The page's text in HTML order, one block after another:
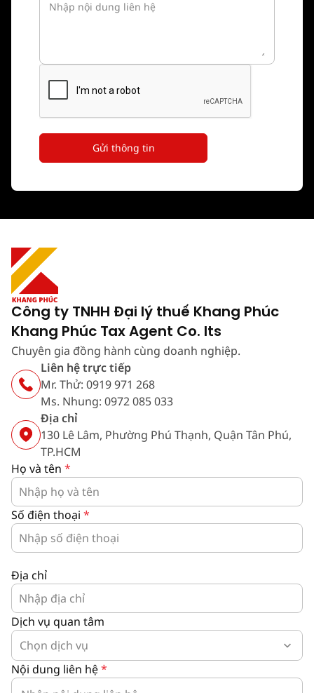
Gửi thông tin
Công ty TNHH Đại lý thuế Khang Phúc
Khang Phúc Tax Agent Co. lts
Chuyên gia đồng hành cùng doanh nghiệp.
Liên hệ trực tiếp
Mr. Thử: 0919 971 268
Ms. Nhung: 0972 085 033
Địa chỉ
130 Lê Lâm, Phường Phú Thạnh, Quận Tân Phú,
TP.HCM
Họ và tên *
Số điện thoại *
Địa chỉ
Dịch vụ quan tâm
Nội dung liên hệ*